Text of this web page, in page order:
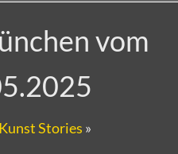
vom
Stories »